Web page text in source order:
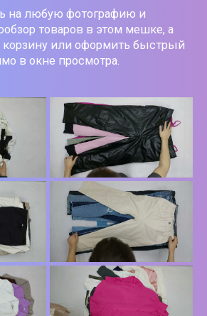
на любую фотографию и
товаров в этом мешке, а
корзину или оформить быстрый
в окне просмотра.